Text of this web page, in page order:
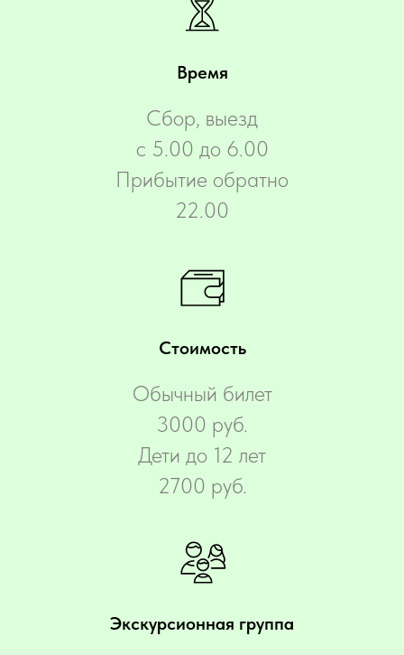
Время
Сбор, выезд
с 5.00 до 6.00
Прибытие обратно
22.00
Стоимость
Обычный билет
3000 руб.
Дети до 12 лет
2700 руб.
Экскурсионная группа